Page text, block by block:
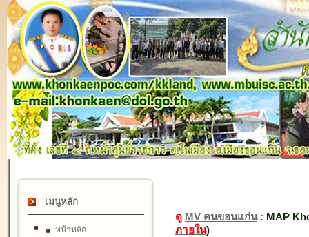
เมนูหลัก
หน้าหลัก
ดู MV คนขอนแก่น: MAP
ภายใน)